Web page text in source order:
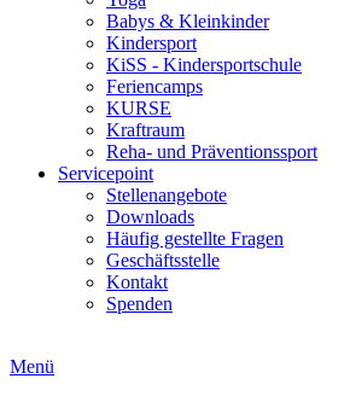
Babys & Kleinkinder
Kindersport
KiSS - Kindersportschule
Feriencamps
KURSE
Kraftraum
Reha- und Präventionssport
Servicepoint
Stellenangebote
Downloads
Häufig gestellte Fragen
Geschäftsstelle
Kontakt
Spenden
Menü